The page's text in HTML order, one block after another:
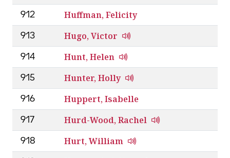
912 Huffman, Felicity
913 Hugo, Victor
914 Hunt, Helen
915 Hunter, Holly
916 Huppert, Isabelle
917 Hurd-Wood, Rachel
918 Hurt, William